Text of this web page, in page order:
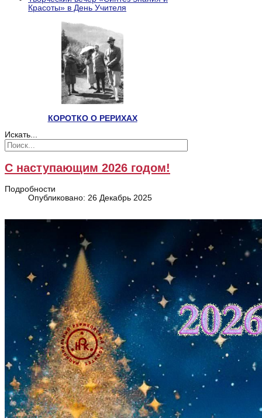
Красоты» в День Учителя
КОРОТКО О РЕРИХАХ
Искать...
С наступающим 2026 годом!
Подробности
Опубликовано: 26 Декабрь 2025